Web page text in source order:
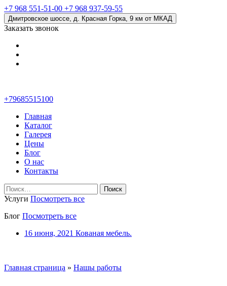
+7 968 551-51-00 +7 968 937-59-55
Дмитровское шоссе, д. Красная Горка, 9 км от МКАД
Заказать звонок
+79685515100
Главная
Каталог
Галерея
Цены
Блог
О нас
Контакты
Найти:
Услуги Посмотреть все
Блог Посмотреть все
16 июня, 2021 Кованая мебель.
Главная страница » Нашы работы